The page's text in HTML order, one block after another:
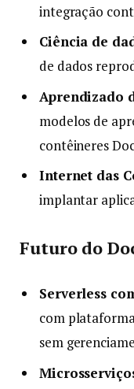
integração
Ciência de
de dados
Aprendizado
modelos de
contêineres
Internet das
implantar
Futuro do
Serverless
com
sem